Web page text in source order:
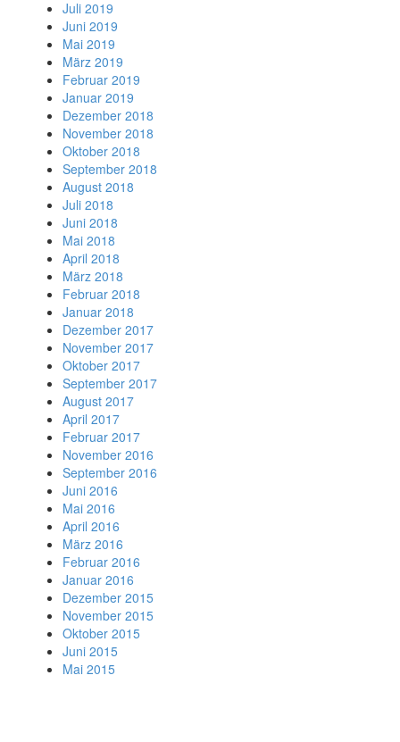
Juli 2019
Juni 2019
Mai 2019
März 2019
Februar 2019
Januar 2019
Dezember 2018
November 2018
Oktober 2018
September 2018
August 2018
Juli 2018
Juni 2018
Mai 2018
April 2018
März 2018
Februar 2018
Januar 2018
Dezember 2017
November 2017
Oktober 2017
September 2017
August 2017
April 2017
Februar 2017
November 2016
September 2016
Juni 2016
Mai 2016
April 2016
März 2016
Februar 2016
Januar 2016
Dezember 2015
November 2015
Oktober 2015
Juni 2015
Mai 2015